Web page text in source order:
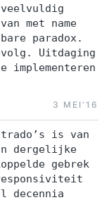
met name
paradox.
Uitdaging
implementeren
3 MEI‘16
is van
dergelijke
gebrek
decennia